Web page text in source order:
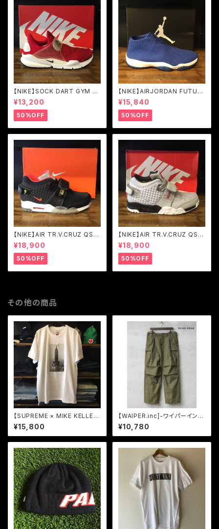
【NIKE】SOCK DART GYM RE
D/BLACK-WHITE (819686-
601)
¥13,200
50%OFF
【NIKE】AIRJORDAN FUTUR
E VARSITY ROYAL/WHITE
(656503-401)
¥15,840
50%OFF
【NIKE】AIR TR.V.CRUZ QS B
LK/BRGHT CRMSN-TR YLL
W-WHITE (821955-001)
¥18,900
50%OFF
【NIKE】AIR TR.V.CRUZ QS
WLF GRY/MTLLC SLVR-BL
K-BRGHT (777535-001)
¥18,900
50%OFF
その他の商品
【SUPREME × MIKE KELLE
Y】 -シュプリーム-FW18 THE
EMPIRE STATE BUILDING T
EE WHITE
¥15,800
【WAIPER.inc]-ワイパーイン
ク-米軍 M-65 フィールドカー
ゴパンツ 初期型 -OLIVE DRA
B
¥10,780